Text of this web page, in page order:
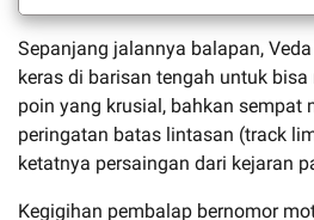
Sepanjang jalannya balapan,
keras di barisan tengah untuk
poin yang krusial, bahkan sempat
peringatan batas lintasan (track
ketatnya persaingan dari kejaran
Kegigihan pembalap bernomor